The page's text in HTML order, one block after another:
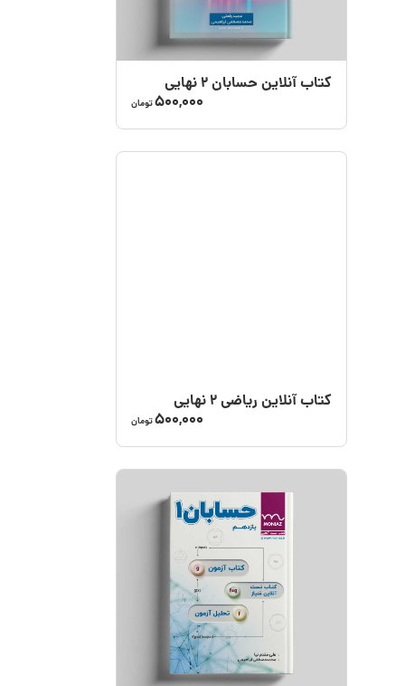
کتاب آنلاین حسابان ۲ نهایی
500,000تومان
کتاب آنلاین ریاضی 2 نهایی
500,000تومان